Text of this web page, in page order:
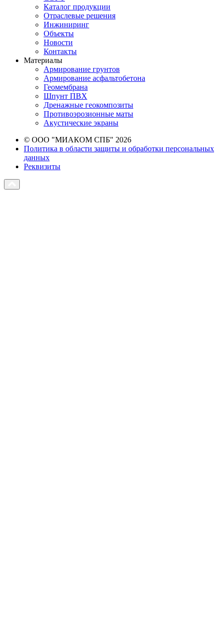
Каталог продукции
Отраслевые решения
Инжиниринг
Объекты
Новости
Контакты
Материалы
Армирование грунтов
Армирование асфальтобетона
Геомембрана
Шпунт ПВХ
Дренажные геокомпозиты
Противоэрозионные маты
Акустические экраны
© ООО "МИАКОМ СПБ" 2026
Политика в области защиты и обработки персональных
данных
Реквизиты